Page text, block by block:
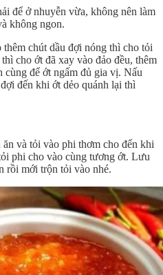
để ở nhuyễn vừa, không nên làm
không ngon.
chút dầu đợi nóng thì cho tỏi
cho ớt đã xay vào đảo đều, thêm
để ớt ngấm đủ gia vị. Nấu
đến khi ớt dẻo quánh lại thì
và tỏi vào phi thơm cho đến khi
phi cho vào cùng tương ớt. Lưu
rồi mới trộn tỏi vào nhé.